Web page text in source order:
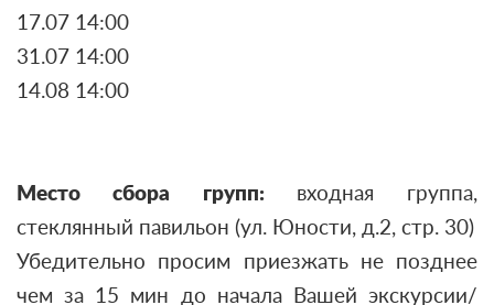
17.07 14:00
31.07 14:00
14.08 14:00
Место сбора групп: входная группа,
стеклянный павильон (ул. Юности, д.2, стр. 30)
Убедительно просим приезжать не позднее
чем за 15 мин до начала Вашей экскурсии/